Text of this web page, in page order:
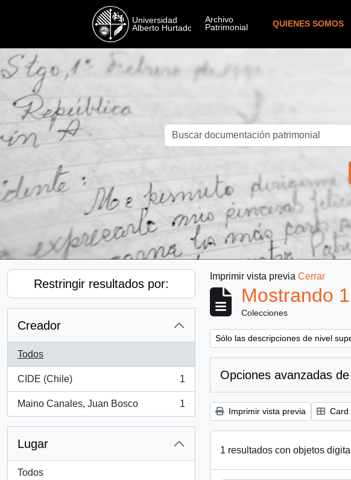
QUIENES SOMOS
Restringir resultados por:
Creador
Todos
CIDE (Chile)
, 1 resultados
1
Maino Canales, Juan Bosco
, 1 resultados
1
Lugar
Todos
Imprimir vista previa Cerrar
Mostrando
Colecciones
Remove filter:
Sólo las descripciones de nivel
Opciones avanzadas
Imprimir vista previa Card
1 resultados con objetos